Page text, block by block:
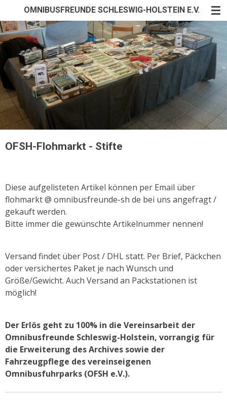
Hauptinhalt
springen
OMNIBUSFREUNDE SCHLESWIG-HOLSTEIN E.V.
OFSH-Flohmarkt - Stifte
Diese aufgelisteten Artikel können per Email über
flohmarkt @ omnibusfreunde-sh de bei uns angefragt /
gekauft werden.
Bitte immer die gewünschte Artikelnummer nennen!
Versand findet über Post / DHL statt. Per Brief, Päckchen
oder versichertes Paket je nach Wunsch und
Größe/Gewicht. Auch Versand an Packstationen ist
möglich!
Der Erlös geht zu 100% in die Vereinsarbeit der
Omnibusfreunde Schleswig-Holstein, vorrangig für
die Erweiterung des Archives sowie der
Fahrzeugpflege des vereinseigenen
Omnibusfuhrparks (OFSH e.V.).